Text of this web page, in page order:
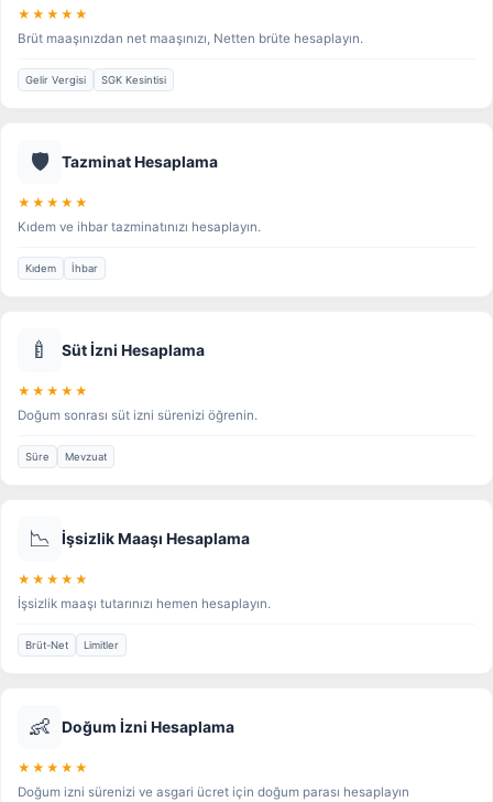
★★★★★
Brüt maaşınızdan net maaşınızı, Netten brüte hesaplayın.
Gelir Vergisi SGK Kesintisi
🛡️ Tazminat Hesaplama
★★★★★
Kıdem ve ihbar tazminatınızı hesaplayın.
Kıdem İhbar
🍼 Süt İzni Hesaplama
★★★★★
Doğum sonrası süt izni sürenizi öğrenin.
Süre Mevzuat
📉 İşsizlik Maaşı Hesaplama
★★★★★
İşsizlik maaşı tutarınızı hemen hesaplayın.
Brüt-Net Limitler
👶 Doğum İzni Hesaplama
★★★★★
Doğum izni sürenizi ve asgari ücret için doğum parası hesaplayın